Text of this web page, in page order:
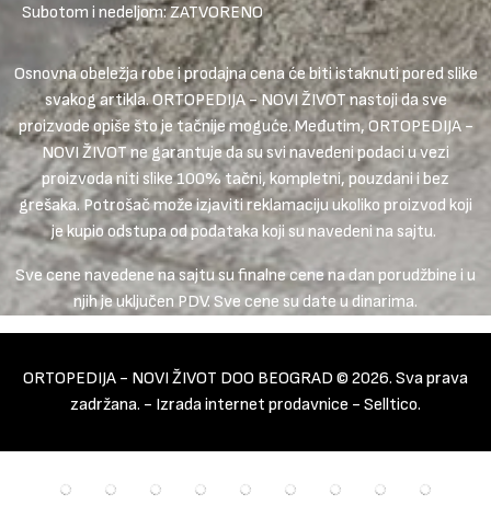
Subotom i nedeljom: ZATVORENO
Osnovna obeležja robe i prodajna cena će biti istaknuti pored slike
svakog artikla. ORTOPEDIJA - NOVI ŽIVOT nastoji da sve
proizvode opiše što je tačnije moguće. Međutim, ORTOPEDIJA -
NOVI ŽIVOT ne garantuje da su svi navedeni podaci u vezi
proizvoda niti slike 100% tačni, kompletni, pouzdani i bez
grešaka. Potrošač može izjaviti reklamaciju ukoliko proizvod koji
je kupio odstupa od podataka koji su navedeni na sajtu.
Sve cene navedene na sajtu su finalne cene na dan porudžbine i u
njih je uključen PDV. Sve cene su date u dinarima.
ORTOPEDIJA - NOVI ŽIVOT DOO BEOGRAD © 2026. Sva prava
zadržana. - Izrada internet prodavnice - Selltico.